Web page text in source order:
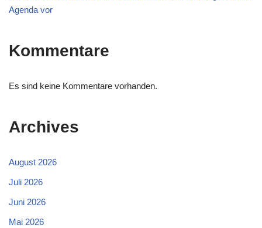
Agenda vor
Kommentare
Es sind keine Kommentare vorhanden.
Archives
August 2026
Juli 2026
Juni 2026
Mai 2026